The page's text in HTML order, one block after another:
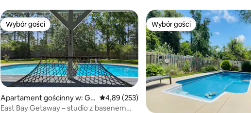
Wybór gości
Wybór gości
Apartament gościnny w: Gu
lf Breeze
Średnia ocena: 4,89 na 5, liczba recenzji: 253
4,89 (253)
East Bay Getaway – studio z basenem
Wybór gości
Wybór gości